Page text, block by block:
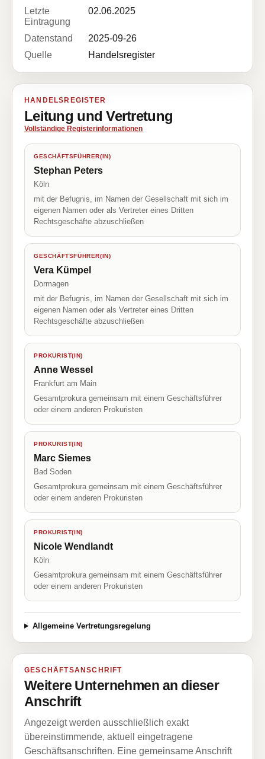
Letzte
Eintragung
02.06.2025
Datenstand
2025-09-26
Quelle
Handelsregister
HANDELSREGISTER
Leitung und Vertretung
Vollständige Registerinformationen
GESCHÄFTSFÜHRER(IN)
Stephan Peters
Köln
mit der Befugnis, im Namen der Gesellschaft mit sich im
eigenen Namen oder als Vertreter eines Dritten
Rechtsgeschäfte abzuschließen
GESCHÄFTSFÜHRER(IN)
Vera Kümpel
Dormagen
mit der Befugnis, im Namen der Gesellschaft mit sich im
eigenen Namen oder als Vertreter eines Dritten
Rechtsgeschäfte abzuschließen
PROKURIST(IN)
Anne Wessel
Frankfurt am Main
Gesamtprokura gemeinsam mit einem Geschäftsführer
oder einem anderen Prokuristen
PROKURIST(IN)
Marc Siemes
Bad Soden
Gesamtprokura gemeinsam mit einem Geschäftsführer
oder einem anderen Prokuristen
PROKURIST(IN)
Nicole Wendlandt
Köln
Gesamtprokura gemeinsam mit einem Geschäftsführer
oder einem anderen Prokuristen
Allgemeine Vertretungsregelung
GESCHÄFTSANSCHRIFT
Weitere Unternehmen an dieser
Anschrift
Angezeigt werden ausschließlich exakt
übereinstimmende, aktuell eingetragene
Geschäftsanschriften. Eine gemeinsame Anschrift